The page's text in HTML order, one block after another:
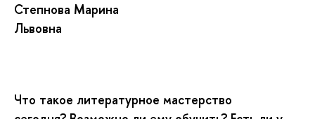
Степнова Марина
Львовна
Что такое литературное мастерство